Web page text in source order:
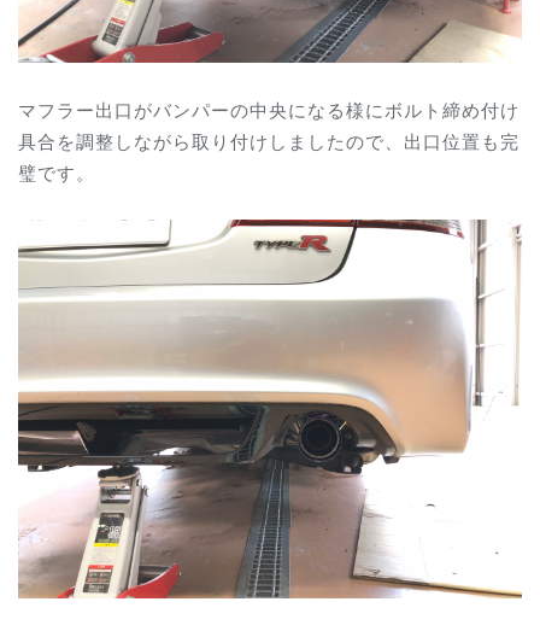
マフラー出口がバンパーの中央になる様にボルト締め付け
具合を調整しながら取り付けしましたので、出口位置も完
璧です。